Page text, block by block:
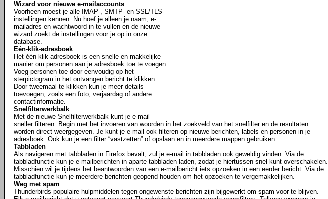
Wizard voor nieuwe e-mailaccounts
Voorheen moest je alle IMAP-, SMTP- en SSL/TLS-
instellingen kennen. Nu hoef je alleen je naam, e-
mailadres en wachtwoord in te vullen en de nieuwe
wizard zoekt de instellingen voor je op in onze
database.
Eén-klik-adresboek
Het één-klik-adresboek is een snelle en makkelijke
manier om personen aan je adresboek toe te voegen.
Voeg personen toe door eenvoudig op het
sterpictogram in het ontvangen bericht te klikken.
Door tweemaal te klikken kun je meer details
toevoegen, zoals een foto, verjaardag of andere
contactinformatie.
Snelfilterwerkbalk
Met de nieuwe Snelfilterwerkbalk kunt je e-mail
sneller filteren. Begin met het invoeren van woorden in het zoekveld van het snelfilter en de resultaten
worden direct weergegeven. Je kunt je e-mail ook filteren op nieuwe berichten, labels en personen in je
adresboek. Ook kun je een filter “vastzetten” of opslaan en in meerdere mappen gebruiken.
Tabbladen
Als navigeren met tabbladen in Firefox bevalt, zul je e-mail in tabbladen ook geweldig vinden. Via de
tabbladfunctie kun je e-mailberichten in aparte tabbladen laden, zodat je hiertussen snel kunt overschakelen.
Misschien wil je tijdens het beantwoorden van een e-mailbericht iets opzoeken in een eerder bericht. Via de
tabbladfunctie kun je meerdere berichten geopend houden om het opzoeken te vergemakkelijken.
Weg met spam
Thunderbirds populaire hulpmiddelen tegen ongewenste berichten zijn bijgewerkt om spam voor te blijven.